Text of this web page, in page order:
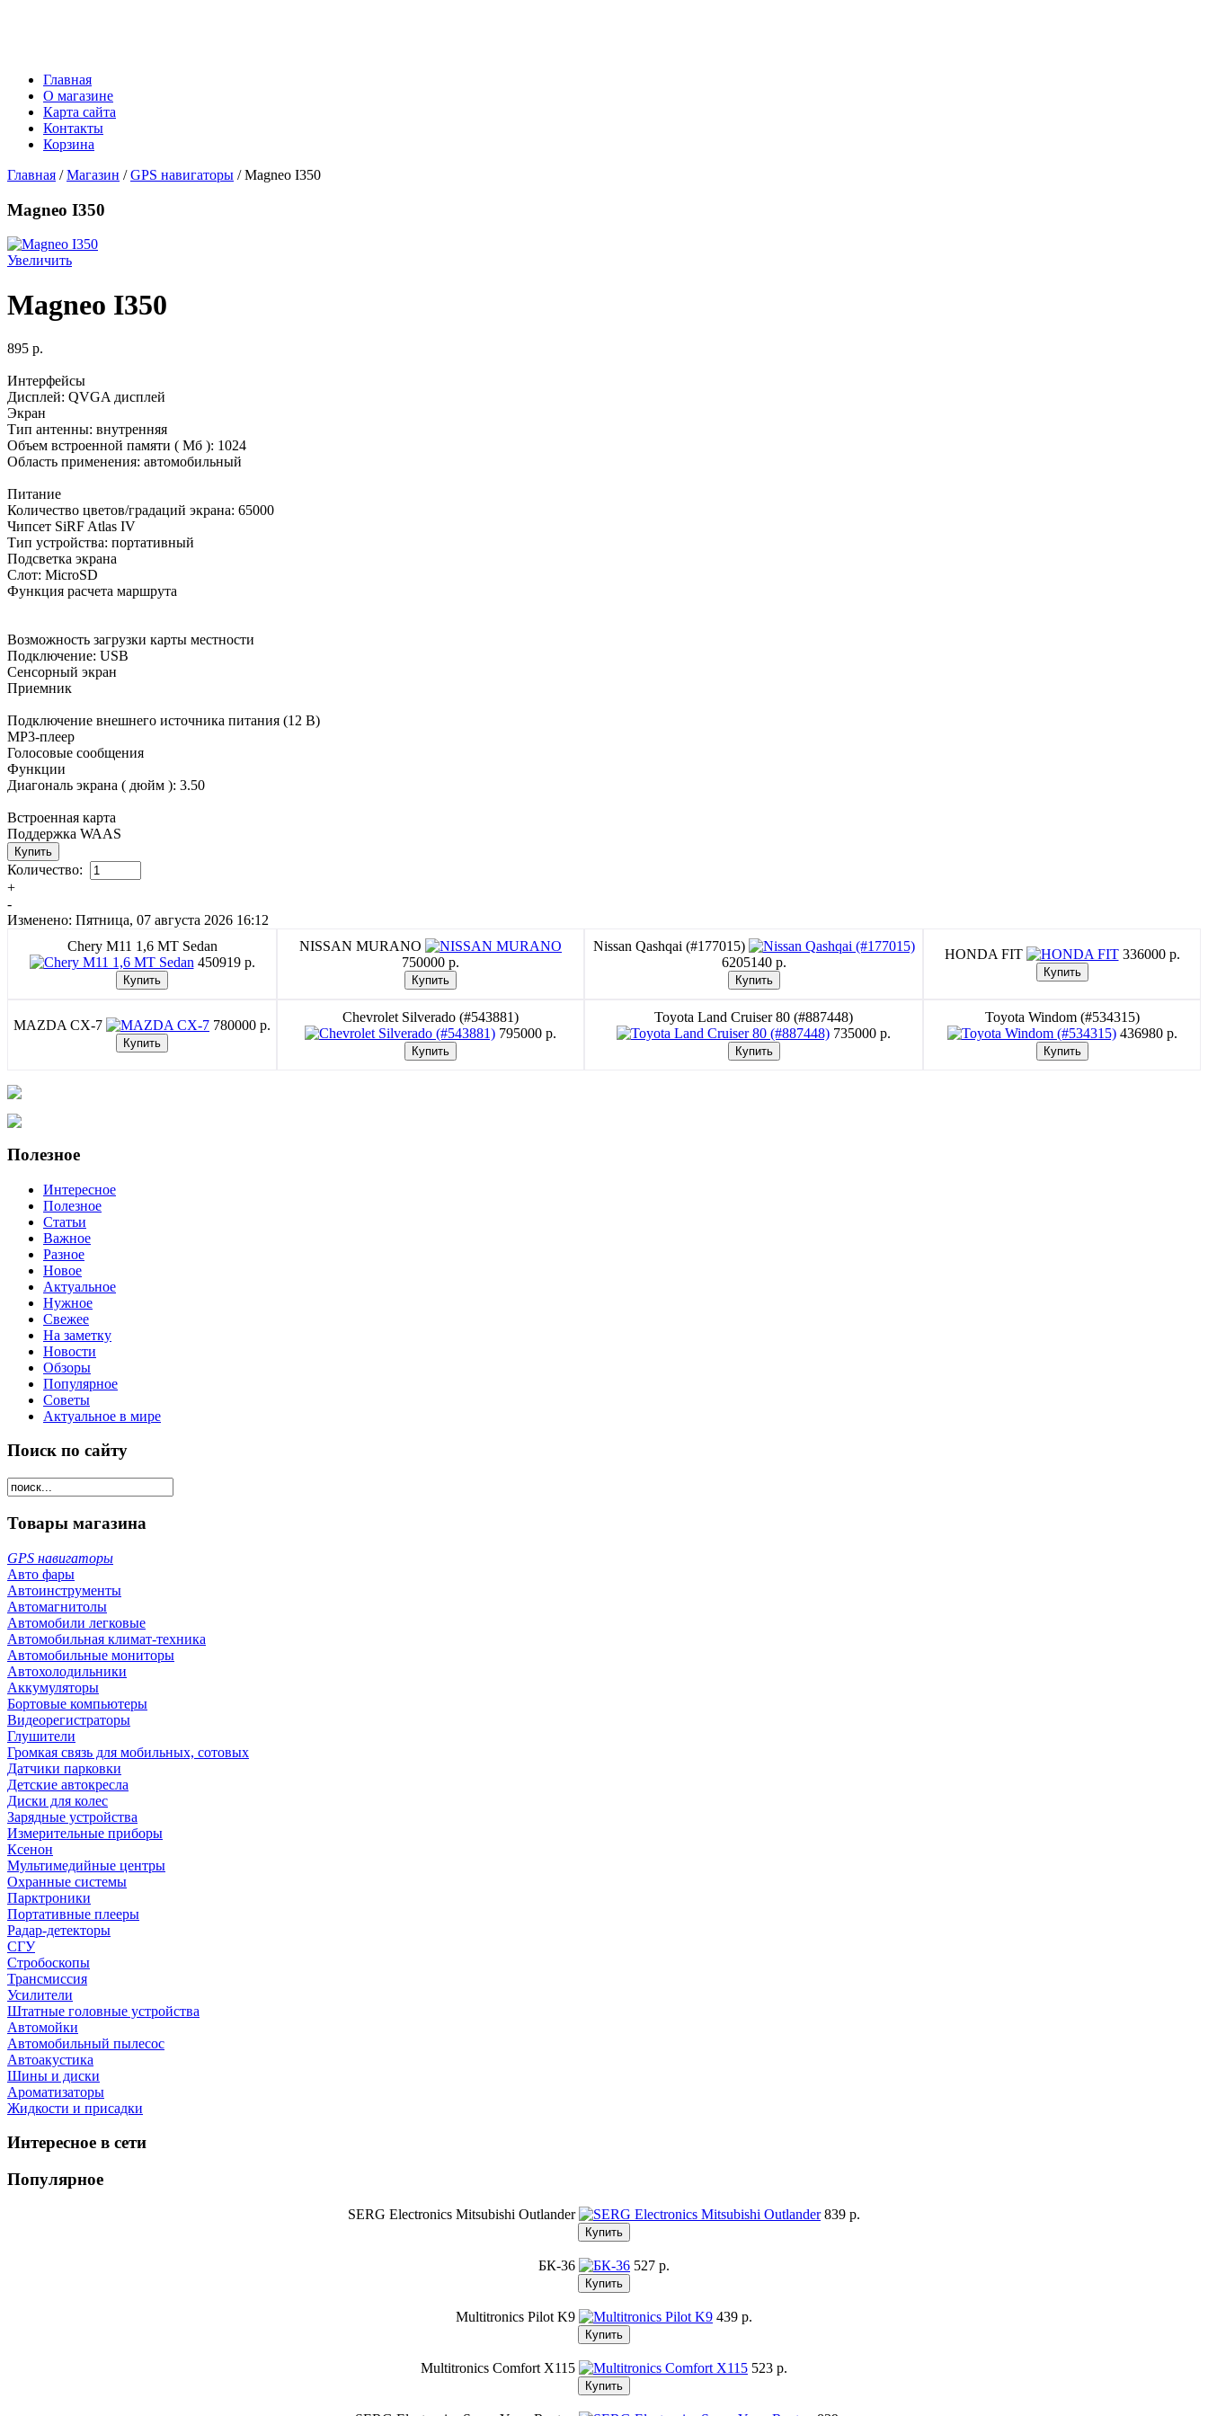
Главная
О магазине
Карта сайта
Контакты
Корзина
Главная /Магазин /GPS навигаторы / Magneo I350
Magneo I350
Увеличить
Magneo I350
895 p.
Интерфейсы
Дисплей: QVGA дисплей
Экран
Тип антенны: внутренняя
Объем встроенной памяти ( Мб ): 1024
Область применения: автомобильный
Питание
Количество цветов/градаций экрана: 65000
Чипсет SiRF Atlas IV
Тип устройства: портативный
Подсветка экрана
Слот: MicroSD
Функция расчета маршрута
Возможность загрузки карты местности
Подключение: USB
Сенсорный экран
Приемник
Подключение внешнего источника питания (12 В)
MP3-плеер
Голосовые сообщения
Функции
Диагональ экрана ( дюйм ): 3.50
Встроенная карта
Поддержка WAAS
Количество:
+
-
Изменено: Пятница, 07 августа 2026 16:12
Chery M11 1,6 MT Sedan
450919 p.
NISSAN MURANO
750000 p.
Nissan Qashqai (#177015)
6205140 p.
HONDA FIT 336000 p.
MAZDA CX-7 780000 p.
Chevrolet Silverado (#543881)
795000 p.
Toyota Land Cruiser 80 (#887448)
735000 p.
Toyota Windom (#534315)
436980 p.
Полезное
Интересное
Полезное
Статьи
Важное
Разное
Новое
Актуальное
Нужное
Свежее
На заметку
Новости
Обзоры
Популярное
Советы
Актуальное в мире
Поиск по сайту
Товары магазина
GPS навигаторы
Авто фары
Автоинструменты
Автомагнитолы
Автомобили легковые
Автомобильная климат-техника
Автомобильные мониторы
Автохолодильники
Аккумуляторы
Бортовые компьютеры
Видеорегистраторы
Глушители
Громкая связь для мобильных, сотовых
Датчики парковки
Детские автокресла
Диски для колес
Зарядные устройства
Измерительные приборы
Ксенон
Мультимедийные центры
Охранные системы
Парктроники
Портативные плееры
Радар-детекторы
СГУ
Стробоскопы
Трансмиссия
Усилители
Штатные головные устройства
Автомойки
Автомобильный пылесос
Автоакустика
Шины и диски
Ароматизаторы
Жидкости и присадки
Интересное в сети
Популярное
SERG Electronics Mitsubishi Outlander 839 p.
БК-36 527 p.
Multitronics Pilot K9 439 p.
Multitronics Comfort X115 523 p.